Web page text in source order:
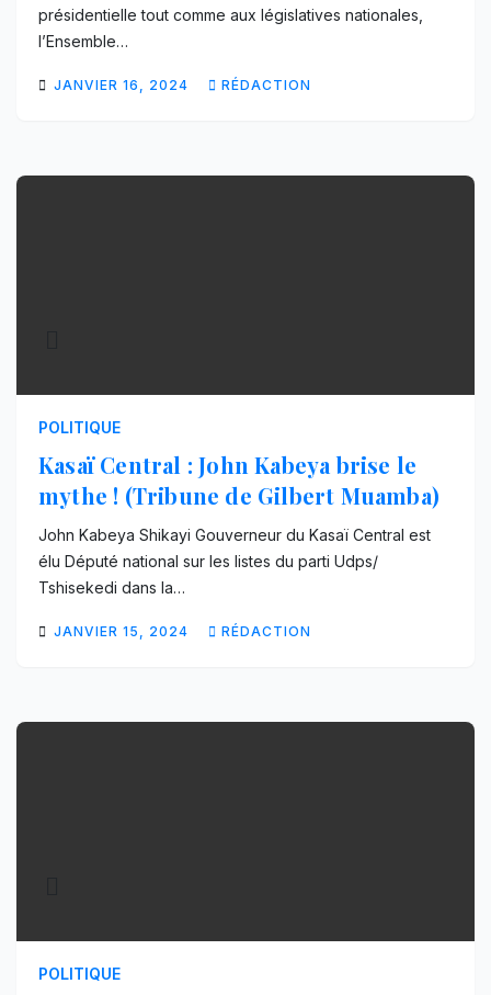
présidentielle tout comme aux législatives nationales,
l’Ensemble…
JANVIER 16, 2024 RÉDACTION
POLITIQUE
Kasaï Central : John Kabeya brise le
mythe ! (Tribune de Gilbert Muamba)
John Kabeya Shikayi Gouverneur du Kasaï Central est
élu Député national sur les listes du parti Udps/
Tshisekedi dans la…
JANVIER 15, 2024 RÉDACTION
POLITIQUE